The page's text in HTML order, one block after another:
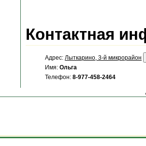
Контактная
Адрес: Лыткарино, 3-й микрорайон
Имя: Ольга
Телефон: 8-977-458-2464